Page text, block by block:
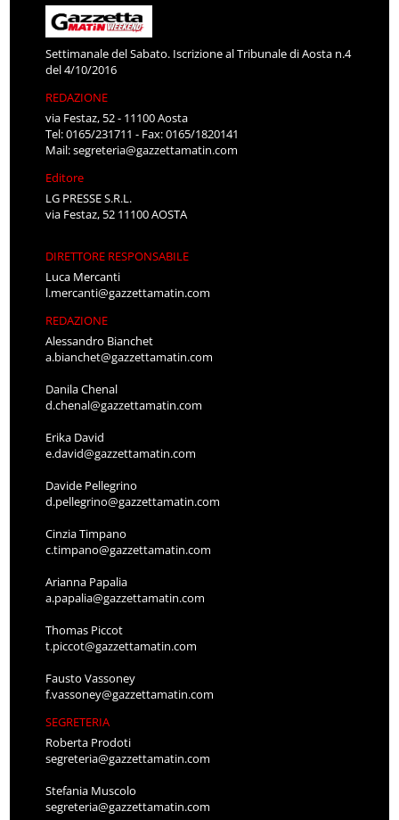
Settimanale del Sabato. Iscrizione al Tribunale di Aosta n.4
del 4/10/2016
REDAZIONE
via Festaz, 52 - 11100 Aosta
Tel: 0165/231711 - Fax: 0165/1820141
Mail:segreteria@gazzettamatin.com
Editore
LG PRESSE S.R.L.
via Festaz, 52 11100 AOSTA
DIRETTORE RESPONSABILE
Luca Mercanti
l.mercanti@gazzettamatin.com
REDAZIONE
Alessandro Bianchet
a.bianchet@gazzettamatin.com
Danila Chenal
d.chenal@gazzettamatin.com
Erika David
e.david@gazzettamatin.com
Davide Pellegrino
d.pellegrino@gazzettamatin.com
Cinzia Timpano
c.timpano@gazzettamatin.com
Arianna Papalia
a.papalia@gazzettamatin.com
Thomas Piccot
t.piccot@gazzettamatin.com
Fausto Vassoney
f.vassoney@gazzettamatin.com
SEGRETERIA
Roberta Prodoti
segreteria@gazzettamatin.com
Stefania Muscolo
segreteria@gazzettamatin.com